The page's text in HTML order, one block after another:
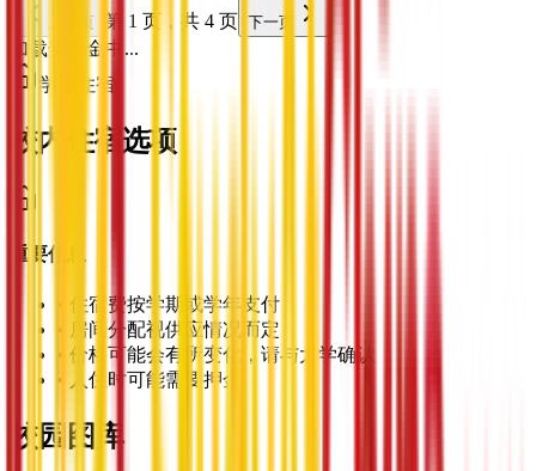
上一页 第 1 页，共 4 页 下一页
加载奖学金中...
学生住宿
校内住宿选项
重要信息
住宿费按学期或学年支付
房间分配视供应情况而定
• 价格可能会有所变化，请与大学确认
• 入住时可能需要押金
校园图库